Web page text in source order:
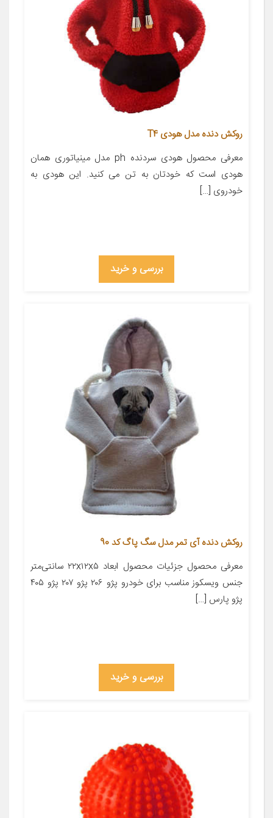
روکش دنده مدل هودی T4
معرفی محصول هودی سردنده ph مدل مینیاتوری همان
هودی است که خودتان به تن می کنید. این هودی به
خودروی […]
بررسی و خرید
روکش دنده آی تمر مدل سگ پاگ کد 90
معرفی محصول جزئیات محصول ابعاد ۲۲x۱۲x۵ سانتی‌متر
جنس ویسکوز مناسب برای خودرو پژو ۲۰۶ پژو ۲۰۷ پژو ۴۰۵
پژو پارس […]
بررسی و خرید